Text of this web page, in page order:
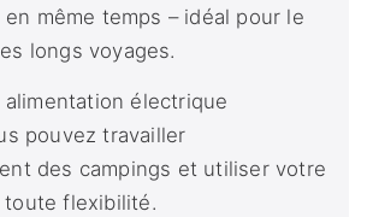
même temps – idéal pour le
longs voyages.
électrique
pouvez travailler
des campings et utiliser votre
flexibilité.